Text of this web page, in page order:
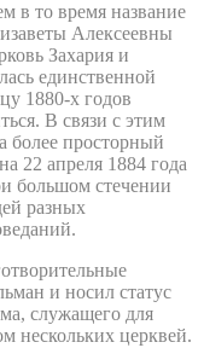
в то время название
Алексеевны
Захария и
единственной
1880-х годов
В связи с этим
более просторный
22 апреля 1884 года
большом стечении
разных
и носил статус
служащего для
нескольких церквей.